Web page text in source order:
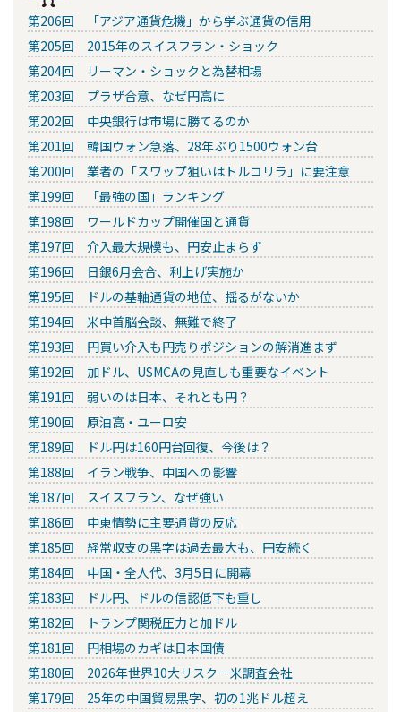
第206回 「アジア通貨危機」から学ぶ通貨の信用
第205回 2015年のスイスフラン・ショック
第204回 リーマン・ショックと為替相場
第203回 プラザ合意、なぜ円高に
第202回 中央銀行は市場に勝てるのか
第201回 韓国ウォン急落、28年ぶり1500ウォン台
第200回 業者の「スワップ狙いはトルコリラ」に要注意
第199回 「最強の国」ランキング
第198回 ワールドカップ開催国と通貨
第197回 介入最大規模も、円安止まらず
第196回 日銀6月会合、利上げ実施か
第195回 ドルの基軸通貨の地位、揺るがないか
第194回 米中首脳会談、無難で終了
第193回 円買い介入も円売りポジションの解消進まず
第192回 加ドル、USMCAの見直しも重要なイベント
第191回 弱いのは日本、それとも円？
第190回 原油高・ユーロ安
第189回 ドル円は160円台回復、今後は？
第188回 イラン戦争、中国への影響
第187回 スイスフラン、なぜ強い
第186回 中東情勢に主要通貨の反応
第185回 経常収支の黒字は過去最大も、円安続く
第184回 中国・全人代、3月5日に開幕
第183回 ドル円、ドルの信認低下も重し
第182回 トランプ関税圧力と加ドル
第181回 円相場のカギは日本国債
第180回 2026年世界10大リスク－米調査会社
第179回 25年の中国貿易黒字、初の1兆ドル超え